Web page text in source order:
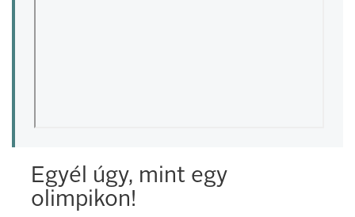
Egyél úgy, mint egy
olimpikon!